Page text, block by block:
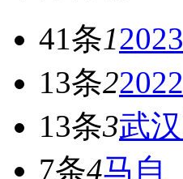
41条12023
13条22022
13条3武
7条4马自